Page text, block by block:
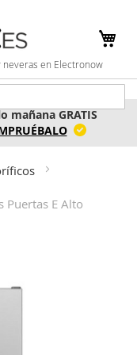
en Electronow
mañana GRATIS
Puertas E Alto